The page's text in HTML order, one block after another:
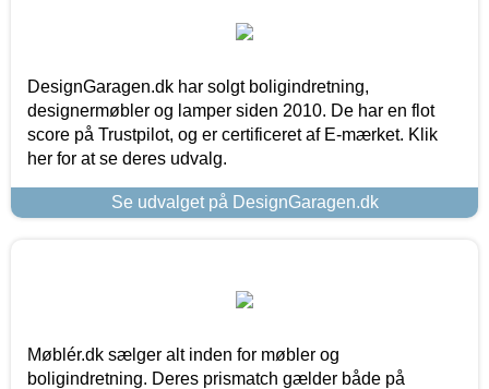
DesignGaragen.dk har solgt boligindretning,
designermøbler og lamper siden 2010. De har en flot
score på Trustpilot, og er certificeret af E-mærket. Klik
her for at se deres udvalg.
Se udvalget på DesignGaragen.dk
Møblér.dk sælger alt inden for møbler og
boligindretning. Deres prismatch gælder både på